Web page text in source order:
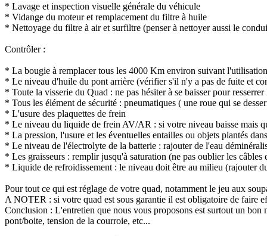
* Lavage et inspection visuelle générale du véhicule
* Vidange du moteur et remplacement du filtre à huile
* Nettoyage du filtre à air et surfiltre (penser à nettoyer aussi le
Contrôler :
* La bougie à remplacer tous les 4000 Km environ suivant l'utilisation
* Le niveau d'huile du pont arrière (vérifier s'il n'y a pas de fuite et
* Toute la visserie du Quad : ne pas hésiter à se baisser pour
* Tous les élément de sécurité : pneumatiques ( une roue qui se
* L'usure des plaquettes de frein
* Le niveau du liquide de frein AV/AR : si votre niveau baisse mais
* La pression, l'usure et les éventuelles entailles ou objets plantés
* Le niveau de l'électrolyte de la batterie : rajouter de l'eau
* Les graisseurs : remplir jusqu'à saturation (ne pas oublier les câbles
* Liquide de refroidissement : le niveau doit être au milieu (rajouter
Pour tout ce qui est réglage de votre quad, notamment le jeu aux
A NOTER : si votre quad est sous garantie il est obligatoire de faire
Conclusion : L'entretien que nous vous proposons est surtout un
pont/boite, tension de la courroie, etc...